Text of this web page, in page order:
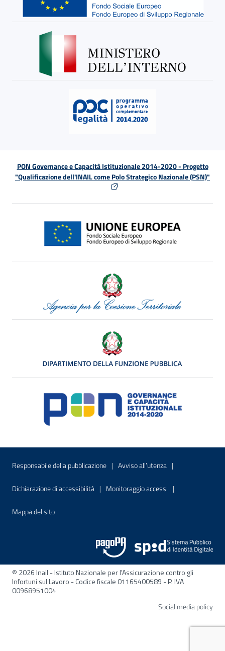
PON Governance e Capacità Istituzionale 2014-2020 - Progetto
"Qualificazione dell'INAIL come Polo Strategico Nazionale (PSN)"
Menu di servizio
Responsabile della pubblicazione Sito interno - Apre in una nuova
Avviso all’utenza Sito interno -
Dichiarazione di accessibilità Sito interno - Apre in una nuova finestra
Monitoraggio accessi Sito interno -
Mappa del sitoSito interno - Apre nella stessa finestra
© 2026 Inail - Istituto Nazionale per l'Assicurazione contro gli
Infortuni sul Lavoro - Codice fiscale 01165400589 - P. IVA
00968951004
Social media policy